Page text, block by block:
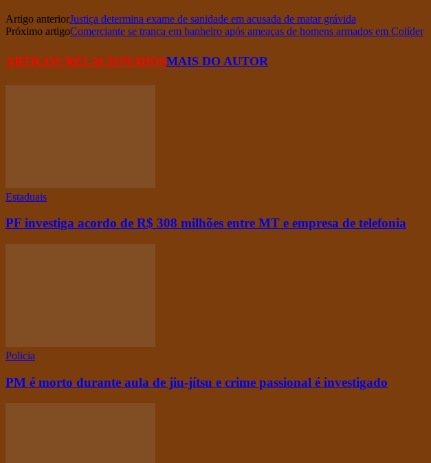
Artigo anteriorJustiça determina exame de sanidade em acusada de matar grávida
Próximo artigoComerciante se tranca em banheiro após ameaças de homens armados em Colíder
ARTIGOS RELACIONADOSMAIS DO AUTOR
Estaduais
PF investiga acordo de R$ 308 milhões entre MT e empresa de telefonia
Policia
PM é morto durante aula de jiu-jítsu e crime passional é investigado